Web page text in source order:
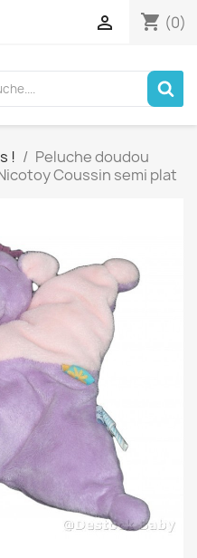
shopping_cart (0)

!
Peluche doudou
Coussin semi plat